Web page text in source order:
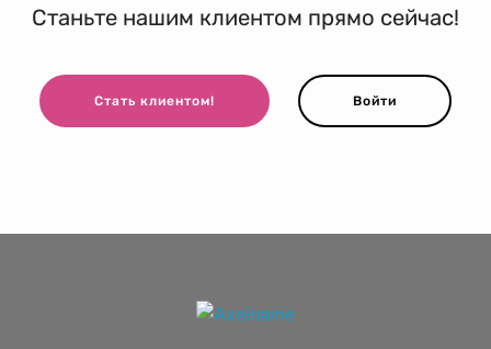
Станьте нашим клиентом прямо сейчас!
Стать клиентом! Войти